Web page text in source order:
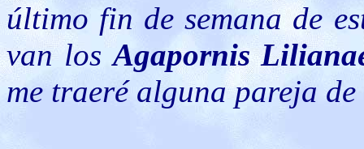
último fin de semana de
van losAgapornis
me traeré alguna pareja de